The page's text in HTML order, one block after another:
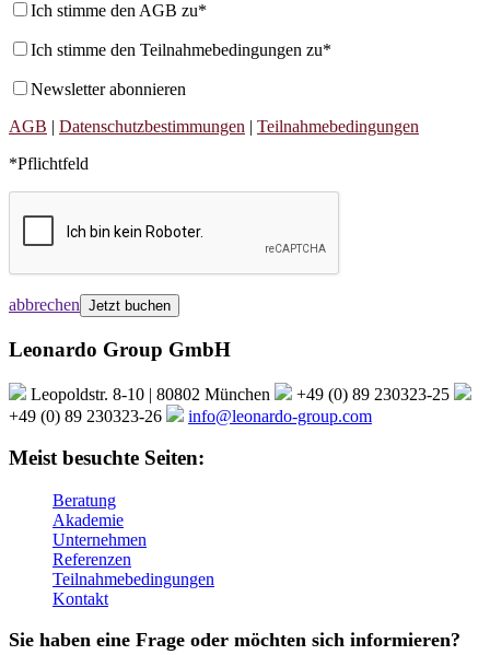
Ich stimme den AGB zu*
Ich stimme den Teilnahmebedingungen zu*
Newsletter abonnieren
AGB | Datenschutzbestimmungen | Teilnahmebedingungen
*Pflichtfeld
abbrechen
Leonardo Group GmbH
Leopoldstr. 8-10 | 80802 München
+49 (0) 89 230323-25
+49 (0) 89 230323-26
info@leonardo-group.com
Meist besuchte Seiten:
Beratung
Akademie
Unternehmen
Referenzen
Teilnahmebedingungen
Kontakt
Sie haben eine Frage oder möchten sich informieren?